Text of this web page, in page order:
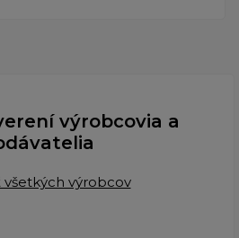
výrobcovia a
všetkých výrobcov